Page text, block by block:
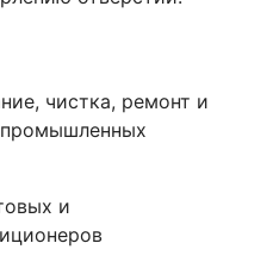
чистка, ремонт и
и